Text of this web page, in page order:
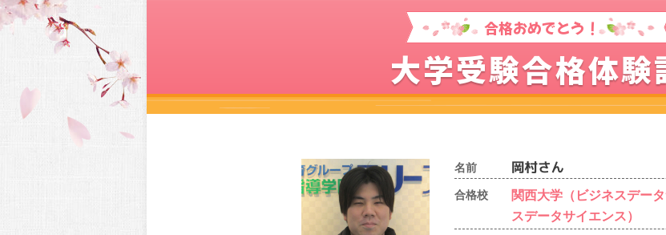
合格おめでとう！
大学受験合格体験
名前
合格校
関西大学（ビジネスデー
スデータサイエンス）